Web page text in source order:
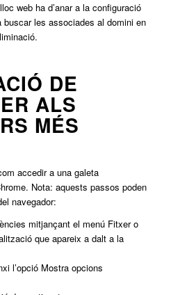
web ha d’anar a la configuració
les associades al domini en
DE
ALS
MÉS
accedir a una galeta
Nota: aquests passos poden
navegador:
mitjançant el menú Fitxer o
que apareix a dalt a la
l’opció Mostra opcions